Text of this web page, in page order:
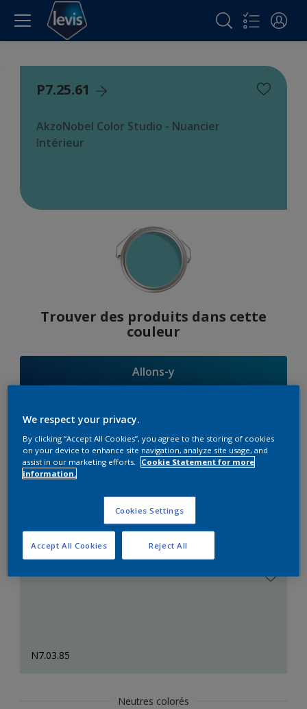
P7.25.61
AkzoNobel Color Studio - Nuancier
Intérieur
Trouver des produits dans cette
couleur
Allons-y
Suggestions
d'Harmonies
Le Blanc Parfait
N7.03.85
Neutres colorés
We respect your privacy.
By clicking “Accept All Cookies”, you agree to the storing of cookies
on your device to enhance site navigation, analyze site usage, and
assist in our marketing efforts.
Cookie Statement for more
information.
Cookies Settings
Reject All
Accept All Cookies